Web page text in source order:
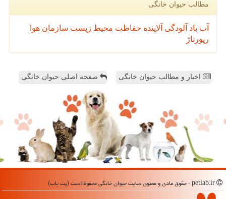
مطالب حیوان خانگی
آب باد آلودگی آلاینده حفاظت محیط زیست سازمان هوا
رپورتاژ
اخبار و مطالب حیوان خانگی صفحه اصلی حیوان خانگی